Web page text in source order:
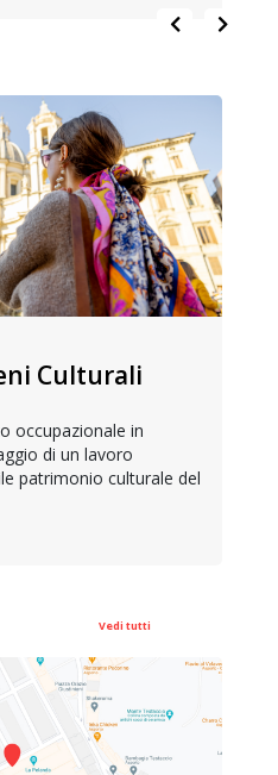
Culturali
occupazionale in
di un lavoro
patrimonio culturale del
Vedi tutti